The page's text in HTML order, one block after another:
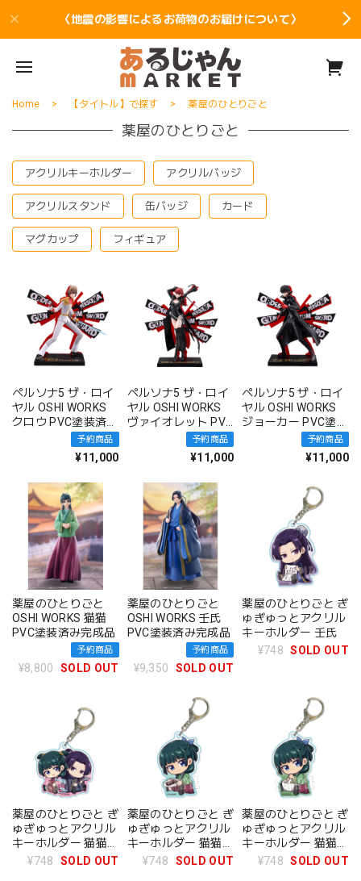
〈地震の影響によるお荷物のお届けについて〉
Home 【タイトル】で探す 薬屋のひとりごと
薬屋のひとりごと
アクリルキーホルダー アクリルバッジ
アクリルスタンド 缶バッジ カード
マグカップ フィギュア
ペルソナ5 ザ・ロイ
ヤル OSHI WORKS
クロウ PVC塗装済み
予約商品
¥11,000
ペルソナ5 ザ・ロイ
ヤル OSHI WORKS
ヴァイオレット PVC
塗装済み完成品予約商品
¥11,000
ペルソナ5 ザ・ロイ
ヤル OSHI WORKS
ジョーカー PVC塗装
予約商品
¥11,000
薬屋のひとりごと
OSHI WORKS 猫猫
PVC塗装済み完成品
予約商品
¥8,800 SOLD OUT
薬屋のひとりごと
OSHI WORKS 壬氏
PVC塗装済み完成品
予約商品
¥9,350 SOLD OUT
薬屋のひとりごと ぎ
ゅぎゅっとアクリル
キーホルダー 壬氏
¥748 SOLD OUT
薬屋のひとりごと ぎ
ゅぎゅっとアクリル
キーホルダー 猫猫&
壬氏¥748 SOLD OUT
薬屋のひとりごと ぎ
ゅぎゅっとアクリル
キーホルダー 猫猫
(チョコレート)
¥748 SOLD OUT
薬屋のひとりごと ぎ
ゅぎゅっとアクリル
キーホルダー 猫猫
(乳鉢)
¥748 SOLD OUT